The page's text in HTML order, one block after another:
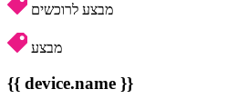
מבצע לרוכשים
מבצע
{{ device.name }}